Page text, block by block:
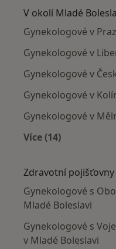
V okolí Mladé
Gynekologové v
Gynekologové v
Gynekologové v
Gynekologové v
Gynekologové v
Více (14)
Zdravotní pojišťovny
Gynekologové s
Mladé Boleslavi
Gynekologové s
v Mladé Boleslavi